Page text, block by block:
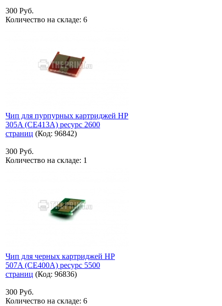
300 Руб.
Количество на складе: 6
Чип для пурпурных картриджей HP
305A (CE413A) ресурс 2600
страниц (Код: 96842)
300 Руб.
Количество на складе: 1
Чип для черных картриджей HP
507A (CE400A) ресурс 5500
страниц (Код: 96836)
300 Руб.
Количество на складе: 6